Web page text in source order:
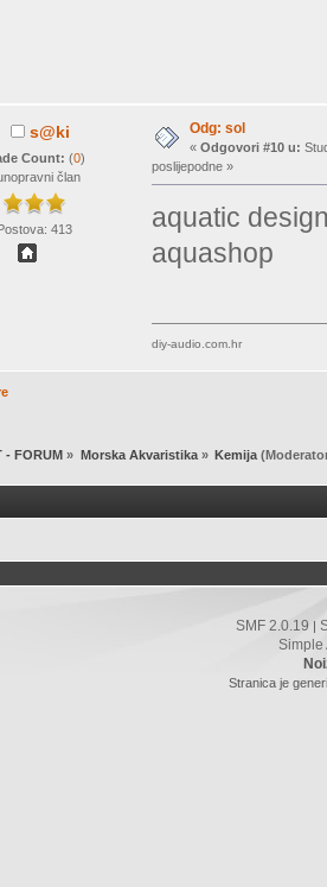
s@ki
Count: (0)
član
Postova: 413
Odg: sol
« Odgovori #10 u:
poslijepodne »
aquatic
aquashop
diy-audio.com.hr
- FORUM » Morska Akvaristika» Kemija
SMF 2.0.19 |
Simple
Stranica je